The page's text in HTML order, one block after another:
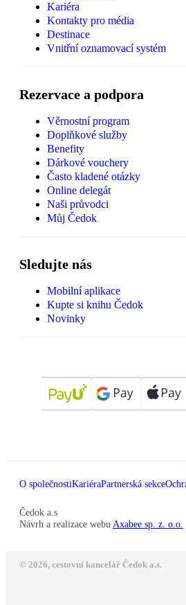
Kariéra
Kontakty pro média
Destinace
Vnitřní oznamovací systém
Rezervace a podpora
Věrnostní program
Doplňkové služby
Benefity
Dárkové vouchery
Často kladené otázky
Online delegát
Naši průvodci
Můj Čedok
Sledujte nás
Mobilní aplikace
Kupte si knihu Čedok
Novinky
O společnostiKariéraPartnerská sekce
Čedok a.s
Návrh a realizace webu Axabee sp. z. o.o.
© 2026, cestovní kancelář Čedok a.s.